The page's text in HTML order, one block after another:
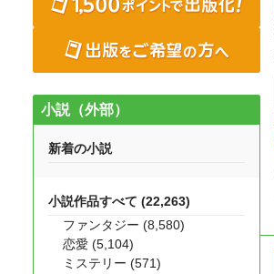
小説（外部）
新着の小説
小説作品すべて (22,263)
ファンタジー (8,580)
恋愛 (5,104)
ミステリー (571)